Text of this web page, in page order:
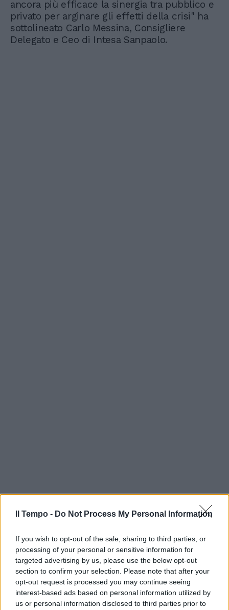
Il Tempo - Do Not Process My Personal Information
If you wish to opt-out of the sale, sharing to third parties, or
processing of your personal or sensitive information for
targeted advertising by us, please use the below opt-out
section to confirm your selection. Please note that after your
opt-out request is processed you may continue seeing
interest-based ads based on personal information utilized by
us or personal information disclosed to third parties prior to
ancora più efficace la sinergia tra pubblico e
privato per arginare gli effetti della crisi" ha
sottolineato Carlo Messina, Consigliere
Delegato e Ceo di Intesa Sanpaolo.